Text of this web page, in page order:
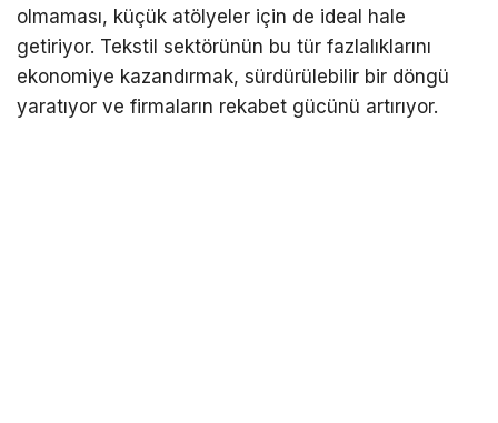
olmaması, küçük atölyeler için de ideal hale
getiriyor. Tekstil sektörünün bu tür fazlalıklarını
ekonomiye kazandırmak, sürdürülebilir bir döngü
yaratıyor ve firmaların rekabet gücünü artırıyor.